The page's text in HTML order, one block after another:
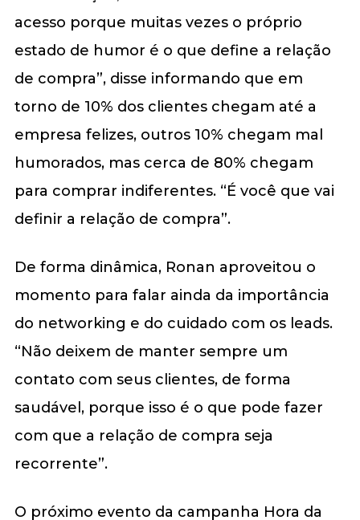
acesso porque muitas vezes o próprio
estado de humor é o que define a relação
de compra”, disse informando que em
torno de 10% dos clientes chegam até a
empresa felizes, outros 10% chegam mal
humorados, mas cerca de 80% chegam
para comprar indiferentes. “É você que vai
definir a relação de compra”.
De forma dinâmica, Ronan aproveitou o
momento para falar ainda da importância
do networking e do cuidado com os leads.
“Não deixem de manter sempre um
contato com seus clientes, de forma
saudável, porque isso é o que pode fazer
com que a relação de compra seja
recorrente”.
O próximo evento da campanha Hora da